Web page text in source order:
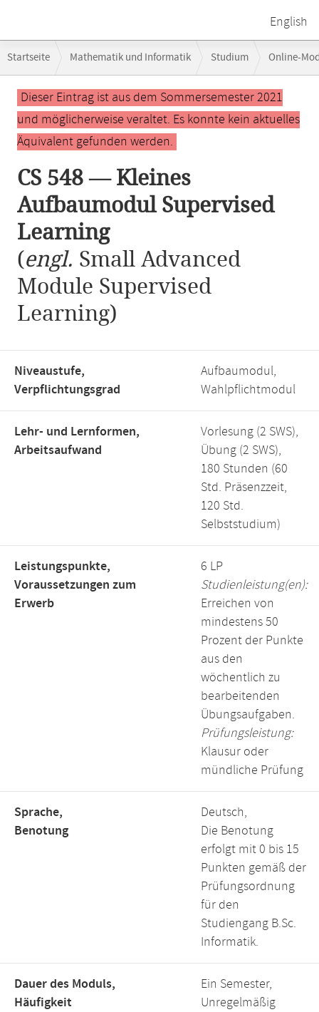
English
Navigation
Startseite Mathematik und Informatik Studium Online-
CS 548 — Kleines Aufbaumodul Supervised Learning
Hauptinhalt
Dieser Eintrag ist aus dem Sommersemester 2021
und möglicherweise veraltet. Es konnte kein aktuelles
Äquivalent gefunden werden.
CS 548 — Kleines
Aufbaumodul Supervised
Learning
(engl. Small Advanced
Module Supervised
Learning)
Niveaustufe,
Verpflichtungsgrad
Aufbaumodul,
Wahlpflichtmodul
Lehr- und Lernformen,
Arbeitsaufwand
Vorlesung (2 SWS),
Übung (2 SWS),
180 Stunden (60
Std. Präsenzzeit,
120 Std.
Selbststudium)
Leistungspunkte,
Voraussetzungen zum
Erwerb
6 LP
Studienleistung(en):
Erreichen von
mindestens 50
Prozent der Punkte
aus den
wöchentlich zu
bearbeitenden
Übungsaufgaben.
Prüfungsleistung:
Klausur oder
mündliche Prüfung
Sprache,
Benotung
Deutsch,
Die Benotung
erfolgt mit 0 bis 15
Punkten gemäß der
Prüfungsordnung
für den
Studiengang B.Sc.
Informatik.
Dauer des Moduls,
Häufigkeit
Ein Semester,
Unregelmäßig